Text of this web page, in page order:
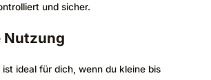
und sicher.
Nutzung
ist ideal für dich, wenn du kleine bis